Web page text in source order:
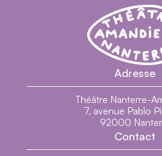
Théâtre
Adresse
Théâtre Nanterre-
7, avenue Pablo
92000
Contact